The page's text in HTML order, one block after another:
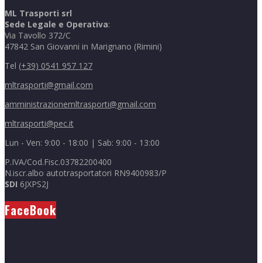
ML Trasporti srl
Sede Legale e Operativa:
Via Tavollo 372/C
47842 San Giovanni in Marignano (Rimini)
Tel (+39) 0541 957 127
mltrasporti@gmail.com
amministrazionemltrasporti@gmail.com
mltrasporti@pec.it
Lun - Ven: 9:00 - 18:00 | Sab: 9:00 - 13:00
P.IVA/Cod.Fisc.03782200400
N.iscr.albo autotrasportatori RN9400983/P
SDI 6JXPS2J
FaceBook